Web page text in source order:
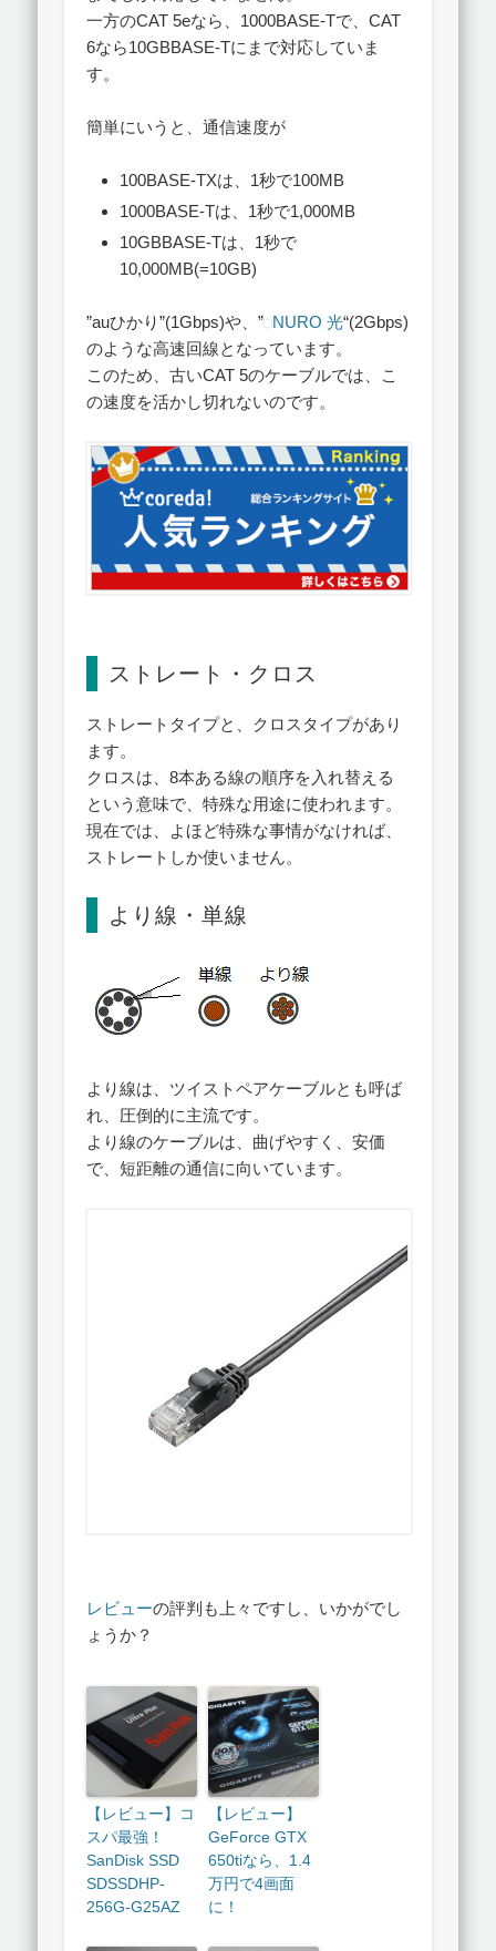
一方のCAT 5eなら、1000BASE-Tで、CAT
6なら10GBBASE-Tにまで対応していま
す。
簡単にいうと、通信速度が
100BASE-TXは、1秒で100MB
1000BASE-Tは、1秒で1,000MB
10GBBASE-Tは、1秒で
10,000MB(=10GB)
”auひかり”(1Gbps)や、” NURO 光“(2Gbps)
のような高速回線となっています。
このため、古いCAT 5のケーブルでは、こ
の速度を活かし切れないのです。
ストレート・クロス
ストレートタイプと、クロスタイプがあり
ます。
クロスは、8本ある線の順序を入れ替える
という意味で、特殊な用途に使われます。
現在では、よほど特殊な事情がなければ、
ストレートしか使いません。
より線・単線
より線は、ツイストペアケーブルとも呼ば
れ、圧倒的に主流です。
より線のケーブルは、曲げやすく、安価
で、短距離の通信に向いています。
レビューの評判も上々ですし、いかがでし
ょうか？
【レビュー】コ
スパ最強！
SanDisk SSD
SDSSDHP-
256G-G25AZ
【レビュー】
GeForce GTX
650tiなら、1.4
万円で4画面
に！